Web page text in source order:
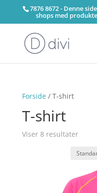
7876 8672 - Denne
shops med
Forside/ T-shirt
T-shirt
Viser 8 resultater